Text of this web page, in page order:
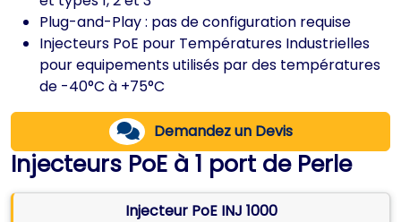
Plug-and-Play : pas de configuration requise
Injecteurs PoE pour Températures Industrielles
pour equipements utilisés par des températures
de -40°C à +75°C
Demandez un Devis
Injecteurs PoE à 1 port de Perle
Injecteur PoE INJ 1000